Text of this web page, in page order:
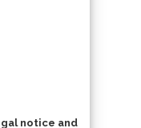
notice and